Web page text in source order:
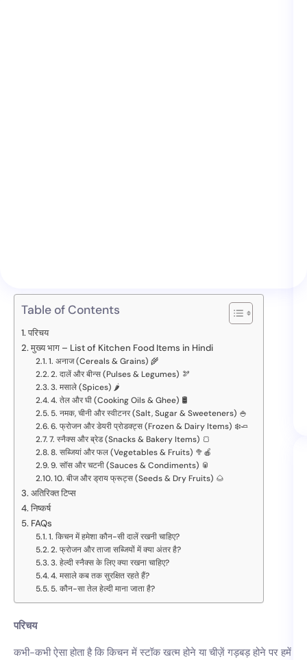
Table of Contents
परिचय
मुख्य भाग – List of Kitchen Food Items in Hindi
1. अनाज (Cereals & Grains) 🌾
2. दालें और बीन्स (Pulses & Legumes) 🫘
3. मसाले (Spices) 🌶️
4. तेल और घी (Cooking Oils & Ghee) 🛢️
5. नमक, चीनी और स्वीटनर (Salt, Sugar & Sweeteners) 🍚
6. फ्रोजन और डेयरी प्रोडक्ट्स (Frozen & Dairy Items) ❄️🧈
7. स्नैक्स और ब्रेड (Snacks & Bakery Items) 🍞
8. सब्जियां और फल (Vegetables & Fruits) 🥦🍎
9. सॉस और चटनी (Sauces & Condiments) 🥫
10. बीज और ड्राय फ्रूट्स (Seeds & Dry Fruits) 🌰
अतिरिक्त टिप्स
निष्कर्ष
FAQs
1. किचन में हमेशा कौन-सी दालें रखनी चाहिए?
2. फ्रोजन और ताजा सब्जियों में क्या अंतर है?
3. हेल्दी स्नैक्स के लिए क्या रखना चाहिए?
4. मसाले कब तक सुरक्षित रहते हैं?
5. कौन-सा तेल हेल्दी माना जाता है?
परिचय
कभी-कभी ऐसा होता है कि किचन में स्टॉक खत्म होने या चीज़ें गड़बड़ होने पर हमें